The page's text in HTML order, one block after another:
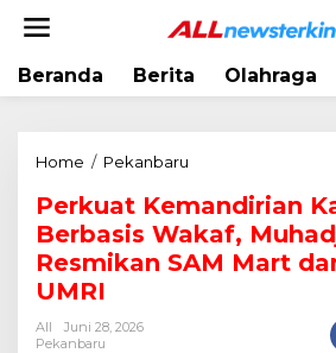
Beranda Berita Olahraga
Home / Pekanbaru
r
k
u
Perkuat Kemandirian
Berbasis Wakaf,
Resmikan SAM Mart
UMRI
All
Juni 28, 2026
Pekanbaru